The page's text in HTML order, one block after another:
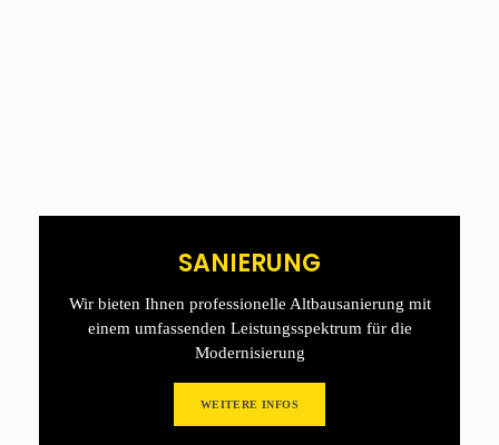
SANIERUNG
Wir bieten Ihnen professionelle Altbausanierung mit
einem umfassenden Leistungsspektrum für die
Modernisierung
WEITERE INFOS